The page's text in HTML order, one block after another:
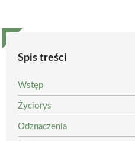
Spis treści
Wstęp
Życiorys
Odznaczenia